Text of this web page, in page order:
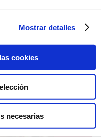
Mostrar detalles
cookies
necesarias